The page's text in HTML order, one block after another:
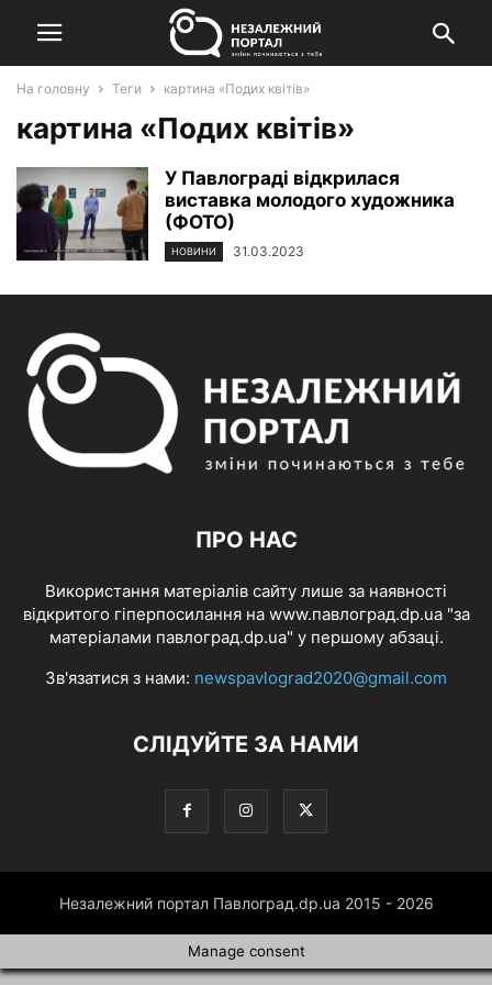
На головну Теги картина «Подих квітів»
картина «Подих квітів»
У Павлограді відкрилася
виставка молодого художника
(ФОТО)
НОВИНИ 31.03.2023
ПРО НАС
Використання матеріалів сайту лише за наявності
відкритого гіперпосилання на www.павлоград.dp.ua "за
матеріалами павлоград.dp.ua" у першому абзаці.
Зв'язатися з нами: newspavlograd2020@gmail.com
СЛІДУЙТЕ ЗА НАМИ
Незалежний портал Павлоград.dp.ua 2015 - 2026
Manage consent